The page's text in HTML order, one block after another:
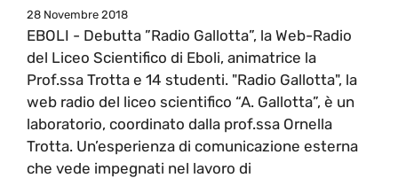
28 Novembre 2018
EBOLI - Debutta ”Radio Gallotta”, la Web-Radio
del Liceo Scientifico di Eboli, animatrice la
Prof.ssa Trotta e 14 studenti. "Radio Gallotta", la
web radio del liceo scientifico “A. Gallotta”, è un
laboratorio, coordinato dalla prof.ssa Ornella
Trotta. Un’esperienza di comunicazione esterna
che vede impegnati nel lavoro di